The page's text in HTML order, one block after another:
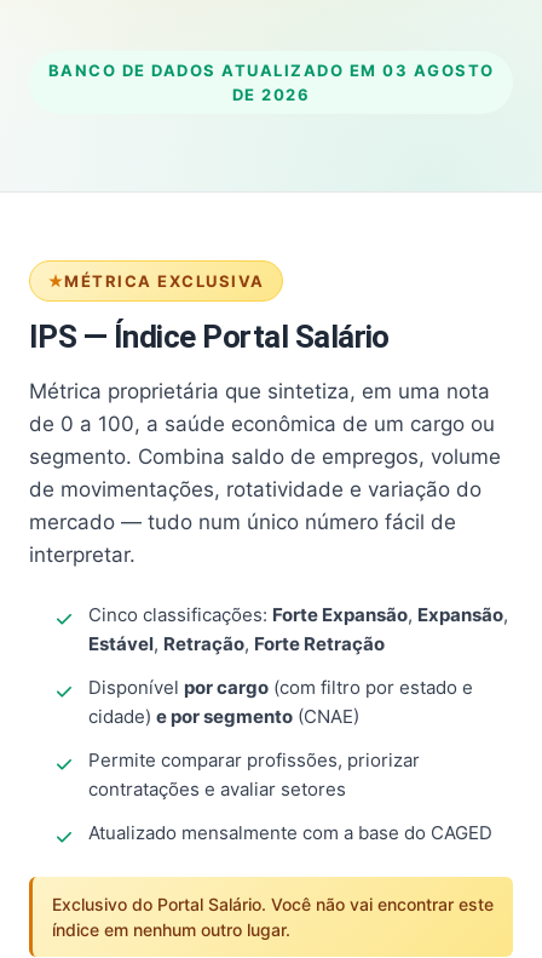
BANCO DE DADOS ATUALIZADO EM 03 AGOSTO
DE 2026
MÉTRICA EXCLUSIVA
IPS — Índice Portal Salário
Métrica proprietária que sintetiza, em uma nota
de 0 a 100, a saúde econômica de um cargo ou
segmento. Combina saldo de empregos, volume
de movimentações, rotatividade e variação do
mercado — tudo num único número fácil de
interpretar.
Cinco classificações: Forte Expansão, Expansão,
Estável, Retração, Forte Retração
Disponível por cargo (com filtro por estado e
cidade) e por segmento (CNAE)
Permite comparar profissões, priorizar
contratações e avaliar setores
Atualizado mensalmente com a base do CAGED
Exclusivo do Portal Salário. Você não vai encontrar este
índice em nenhum outro lugar.